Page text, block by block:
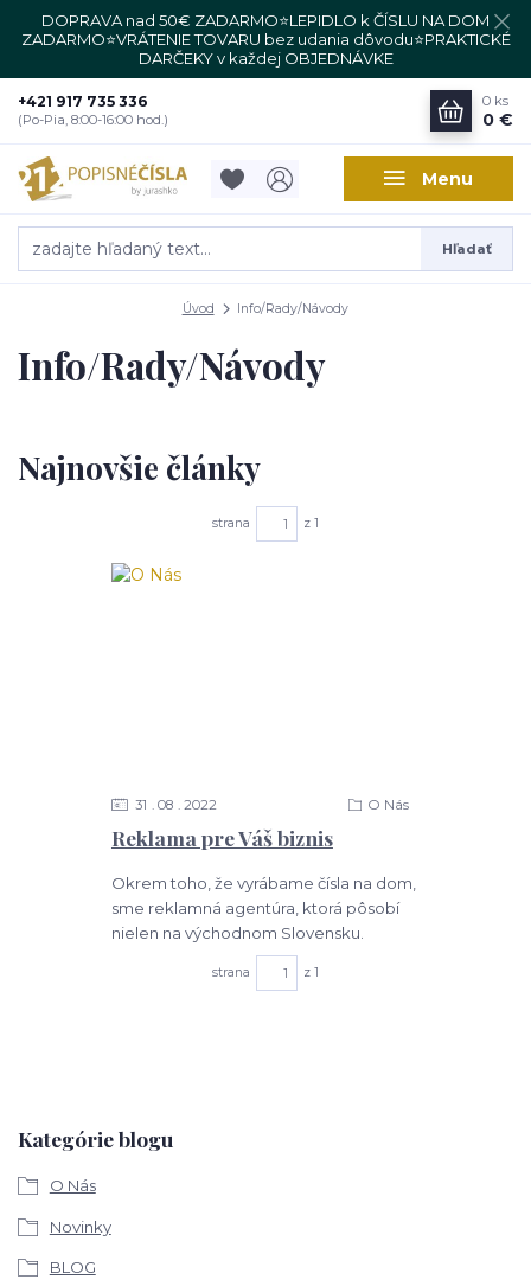
DOPRAVA nad 50€ ZADARMO⭐LEPIDLO k ČÍSLU NA DOM
ZADARMO⭐VRÁTENIE TOVARU bez udania dôvodu⭐PRAKTICKÉ
DARČEKY v každej OBJEDNÁVKE
Menu
Hľadať
+421 917 735 336
(Po-Pia, 8:00-16:00 hod.)
0 ks
0 €
Úvod Info/Rady/Návody
Kategórie blogu
O Nás
Novinky
BLOG
Info/Rady/Návody
Najnovšie články
strana z 1
Reklama pre Váš biznis
31 08 2022 O Nás
Okrem toho, že vyrábame čísla na dom,
sme reklamná agentúra, ktorá pôsobí
nielen na východnom Slovensku.
strana z 1